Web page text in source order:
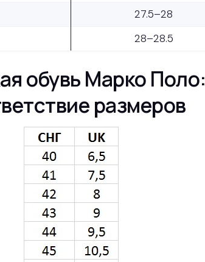
27.5–28
28–28.5
обувь Марко Поло:
размеров